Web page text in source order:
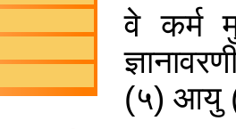
वे कर्म
(५) आयु